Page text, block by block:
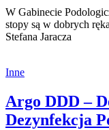
W Gabinecie
stopy są w dobrych
Stefana Jaracza
Inne
Argo DDD –
Dezynfekcja